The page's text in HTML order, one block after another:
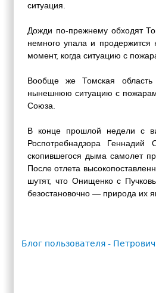
ситуация.
Дожди по-прежнему обходят
немного упала и продержится
момент, когда ситуацию с
Вообще же Томская
нынешнюю ситуацию с
Союза.
В конце прошлой недели с
Роспотребнадзора
скопившегося дыма самолет
После отлета
шутят, что Онищенко с
безостановочно — природа их
Блог пользователя - Петрович